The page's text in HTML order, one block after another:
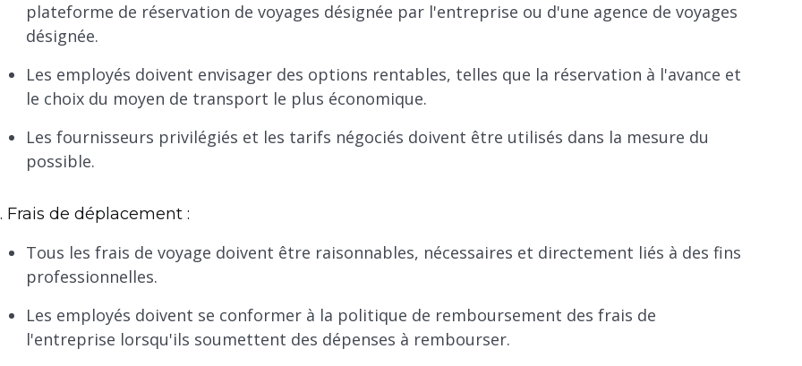
plateforme de réservation de voyages désignée par l'entreprise ou d'une agence de voyages
désignée.
Les employés doivent envisager des options rentables, telles que la réservation à l'avance et
le choix du moyen de transport le plus économique.
Les fournisseurs privilégiés et les tarifs négociés doivent être utilisés dans la mesure du
possible.
Frais de déplacement :
Tous les frais de voyage doivent être raisonnables, nécessaires et directement liés à des fins
professionnelles.
Les employés doivent se conformer à la politique de remboursement des frais de
l'entreprise lorsqu'ils soumettent des dépenses à rembourser.